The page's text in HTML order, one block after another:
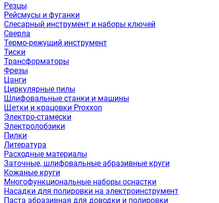
Резцы
Рейсмусы и фуганки
Слесарный инструмент и наборы ключей
Сверла
Термо-режущий инструмент
Тиски
Трансформаторы
Фрезы
Цанги
Циркулярные пилы
Шлифовальные станки и машины
Щетки и крацовки Proxxon
Электро-стамески
Электролобзики
Пилки
Литература
Расходные материалы
Заточные, шлифовальные абразивные круги
Кожаные круги
Многофункциональные наборы оснастки
Насадки для полировки на электроинструмент
Паста абразивная для доводки и полировки